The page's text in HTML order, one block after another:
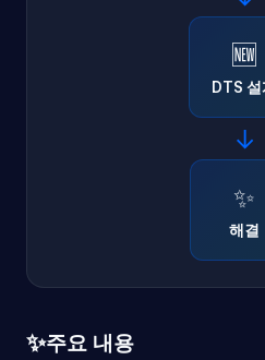
🆕
DTS 설
→
✨
해결
✨주요 내용